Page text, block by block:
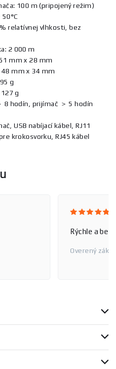
100 m (pripojený režim)
relatívnej vlhkosti, bez
2 000 m
mm x 28 mm
mm x 34 mm
g
g
8 hodín, prijímač ＞ 5 hodín
USB nabíjací kábel, RJ11
krokosvorku, RJ45 kábel
Rýchle a
Overený